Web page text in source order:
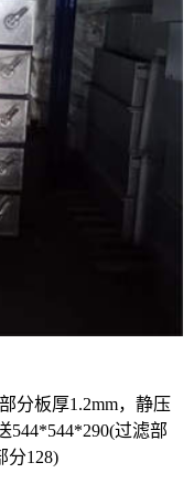
分板厚1.2mm，静压
544*544*290(过滤部
分128)